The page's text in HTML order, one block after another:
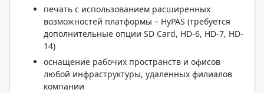
печать с использованием расширенных
возможностей платформы – HyPAS (требуется
дополнительные опции SD Card, HD-6, HD-7, HD-
14)
оснащение рабочих пространств и офисов
любой инфраструктуры, удаленных филиалов
компании